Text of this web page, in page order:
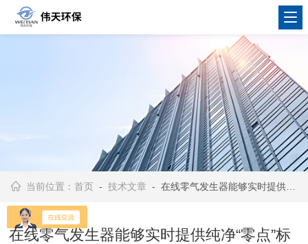
当前位置：首页 -技术文章 - 在线零气发生器能够实时提供纯净“零点”标准气
在线零气发生器能够实时提供纯净“零点”标